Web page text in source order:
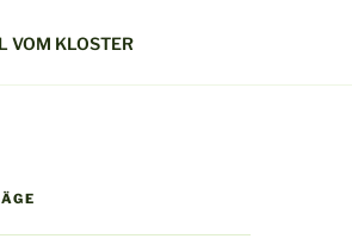
VOM KLOSTER